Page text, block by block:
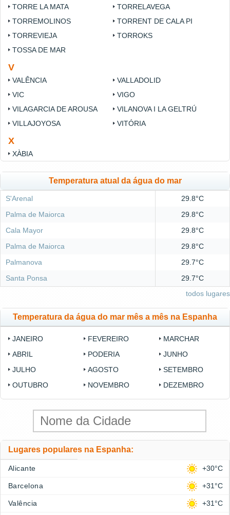
TORRE LA MATA
TORRELAVEGA
TORREMOLINOS
TORRENT DE CALA PI
TORREVIEJA
TORROKS
TOSSA DE MAR
V
VALÊNCIA
VALLADOLID
VIC
VIGO
VILAGARCIA DE AROUSA
VILANOVA I LA GELTRÚ
VILLAJOYOSA
VITÓRIA
X
XÀBIA
Temperatura atual da água do mar
S'Arenal
29.8°C
Palma de Maiorca
29.8°C
Cala Mayor
29.8°C
Palma de Maiorca
29.8°C
Palmanova
29.7°C
Santa Ponsa
29.7°C
todos lugares
Temperatura da água do mar mês a mês na Espanha
JANEIRO FEVEREIRO
MARCHAR
ABRIL
PODERIA
JUNHO
JULHO
AGOSTO
SETEMBRO
OUTUBRO
NOVEMBRO DEZEMBRO
Lugares populares na Espanha:
Alicante +30°C
Barcelona +31°C
Valência +31°C